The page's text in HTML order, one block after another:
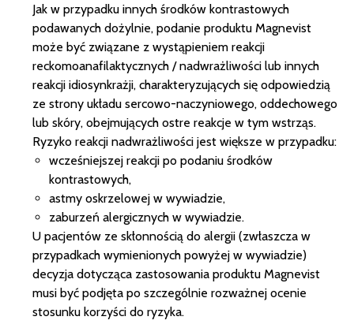
Jak w przypadku innych środków kontrastowych
podawanych dożylnie, podanie produktu Magnevist
może być związane z wystąpieniem reakcji
reckomoanafilaktycznych / nadwrażliwości lub innych
reakcji idiosynkrażji, charakteryzujących się odpowiedzią
ze strony układu sercowo-naczyniowego, oddechowego
lub skóry, obejmujących ostre reakcje w tym wstrząs.
Ryzyko reakcji nadwrażliwości jest większe w przypadku:
wcześniejszej reakcji po podaniu środków
kontrastowych,
astmy oskrzelowej w wywiadzie,
zaburzeń alergicznych w wywiadzie.
U pacjentów ze skłonnością do alergii (zwłaszcza w
przypadkach wymienionych powyżej w wywiadzie)
decyzja dotycząca zastosowania produktu Magnevist
musi być podjęta po szczególnie rozważnej ocenie
stosunku korzyści do ryzyka.